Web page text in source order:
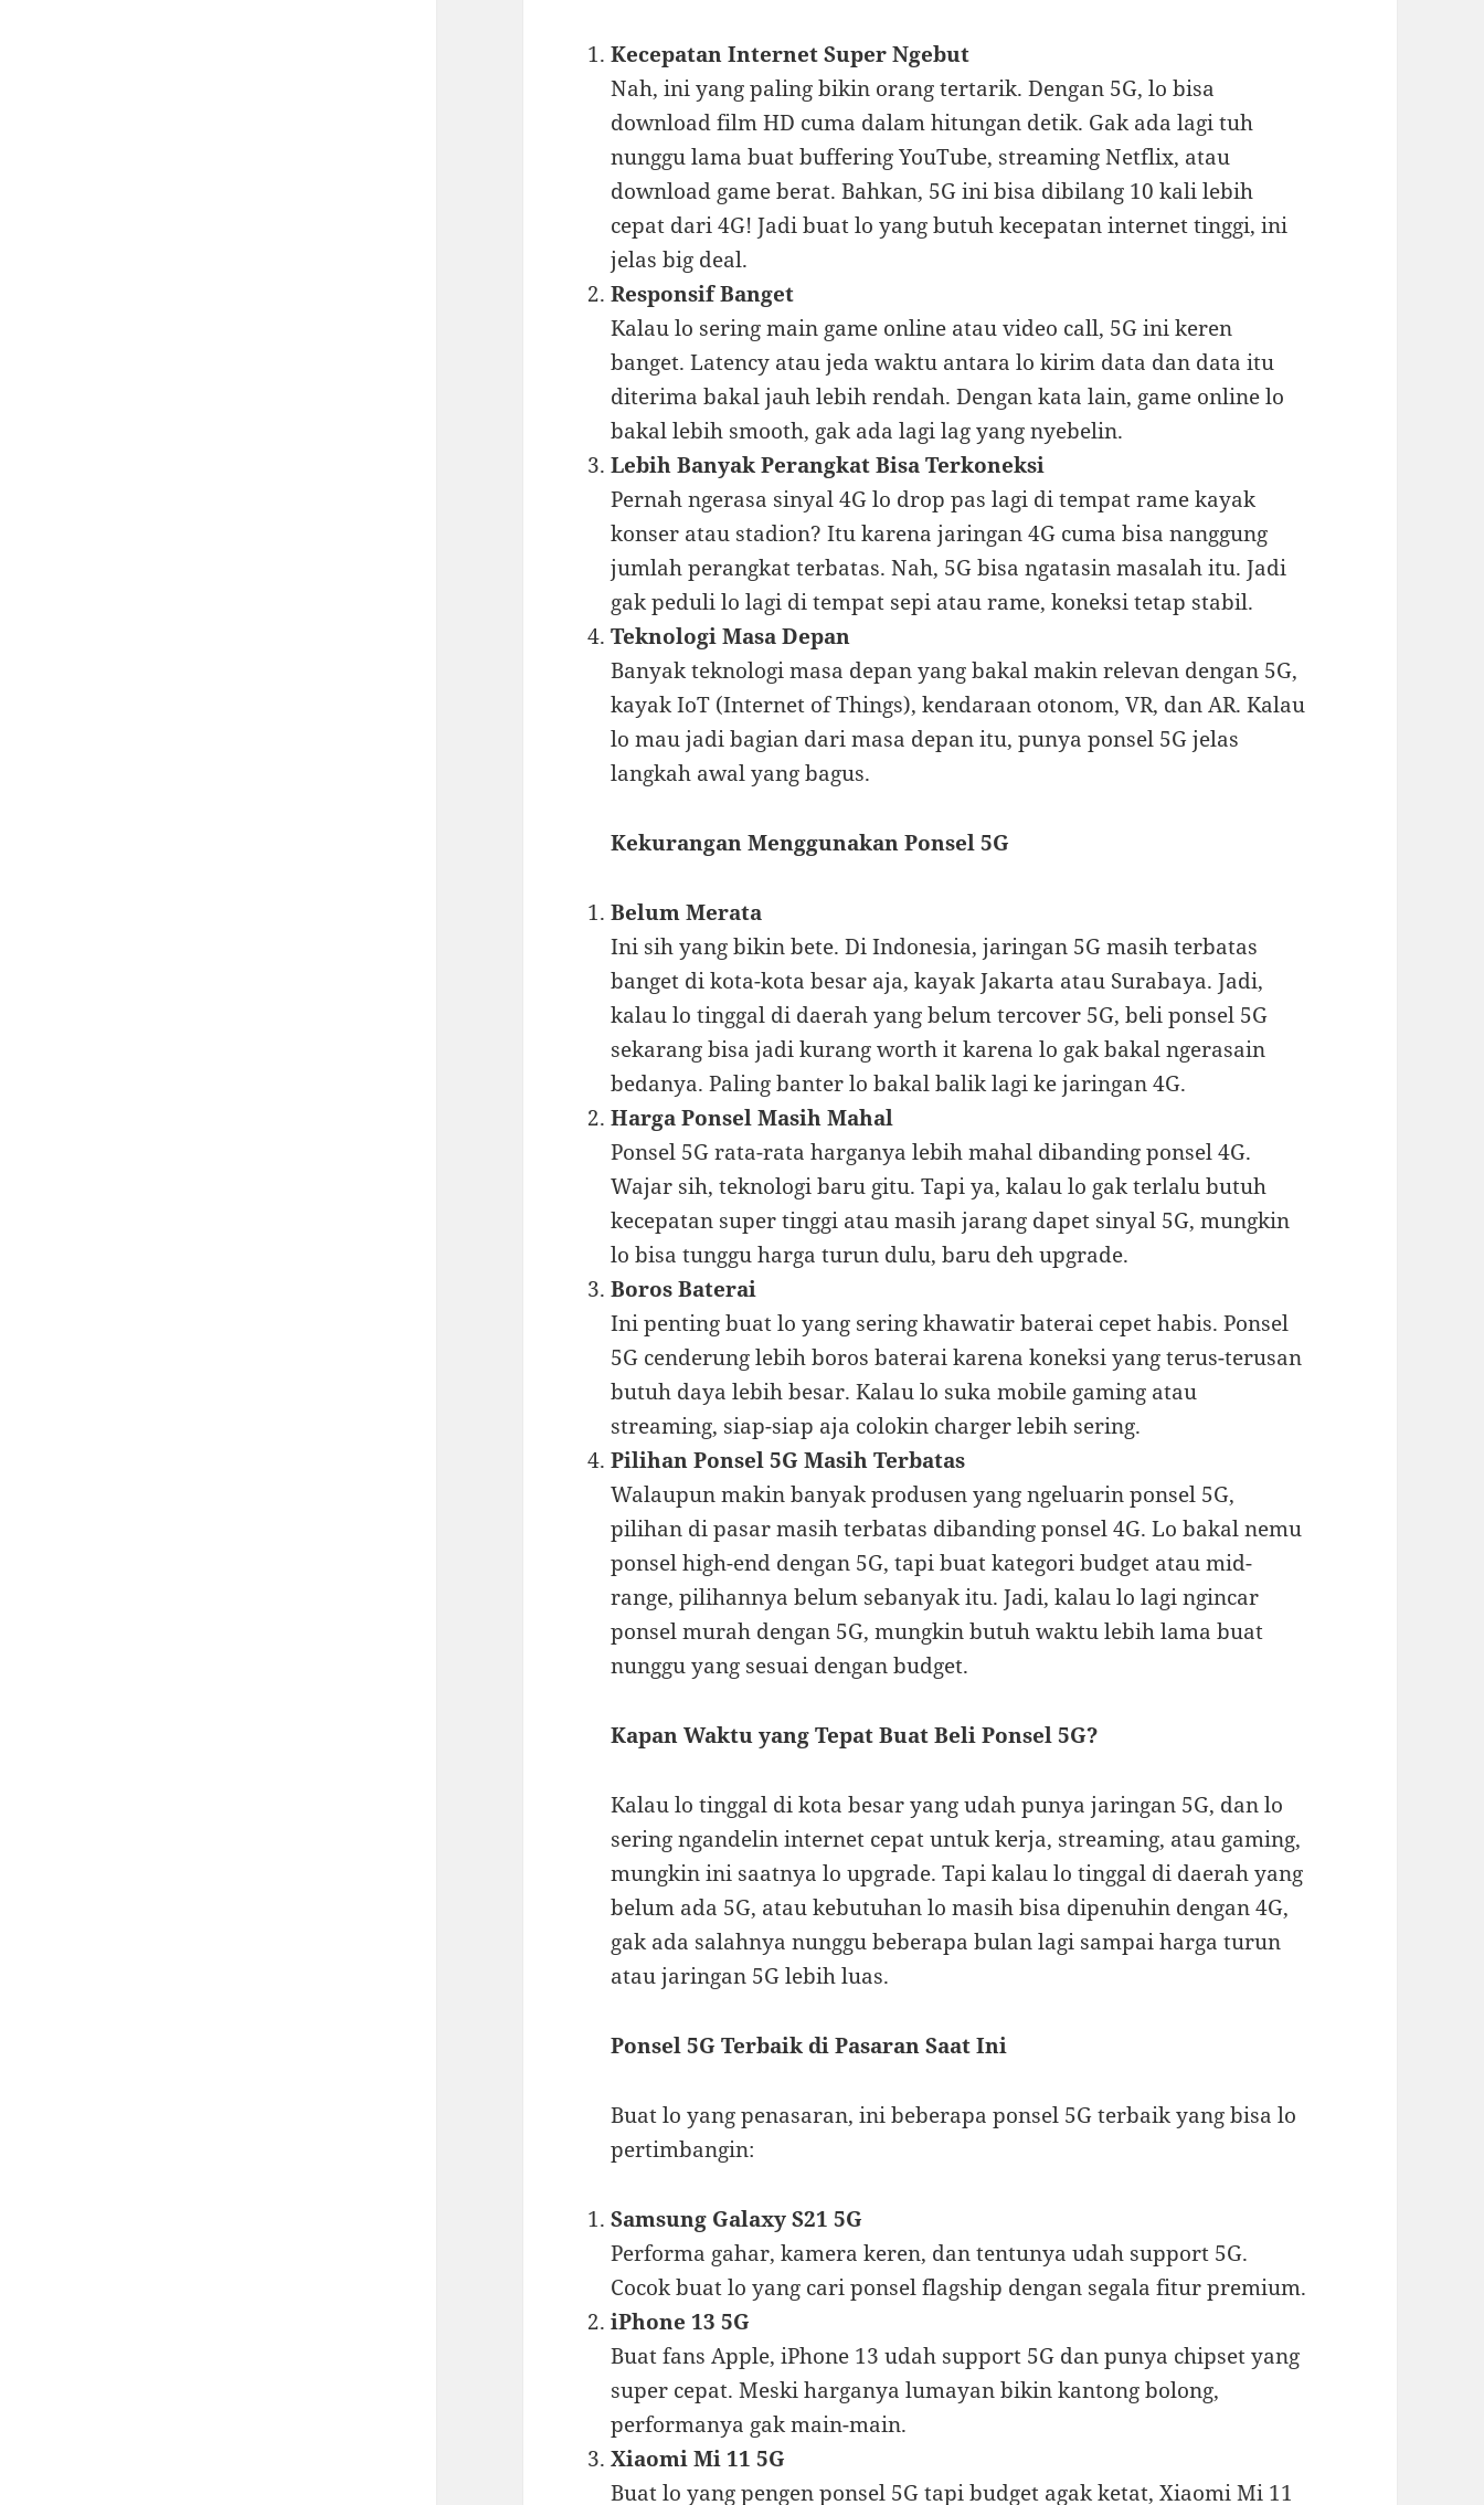
Kecepatan Internet Super Ngebut
Nah, ini yang paling bikin orang tertarik. Dengan 5G, lo bisa
download film HD cuma dalam hitungan detik. Gak ada lagi tuh
nunggu lama buat buffering YouTube, streaming Netflix, atau
download game berat. Bahkan, 5G ini bisa dibilang 10 kali lebih
cepat dari 4G! Jadi buat lo yang butuh kecepatan internet tinggi, ini
jelas big deal.
Responsif Banget
Kalau lo sering main game online atau video call, 5G ini keren
banget. Latency atau jeda waktu antara lo kirim data dan data itu
diterima bakal jauh lebih rendah. Dengan kata lain, game online lo
bakal lebih smooth, gak ada lagi lag yang nyebelin.
Lebih Banyak Perangkat Bisa Terkoneksi
Pernah ngerasa sinyal 4G lo drop pas lagi di tempat rame kayak
konser atau stadion? Itu karena jaringan 4G cuma bisa nanggung
jumlah perangkat terbatas. Nah, 5G bisa ngatasin masalah itu. Jadi
gak peduli lo lagi di tempat sepi atau rame, koneksi tetap stabil.
Teknologi Masa Depan
Banyak teknologi masa depan yang bakal makin relevan dengan 5G,
kayak IoT (Internet of Things), kendaraan otonom, VR, dan AR. Kalau
lo mau jadi bagian dari masa depan itu, punya ponsel 5G jelas
langkah awal yang bagus.
Kekurangan Menggunakan Ponsel 5G
Belum Merata
Ini sih yang bikin bete. Di Indonesia, jaringan 5G masih terbatas
banget di kota-kota besar aja, kayak Jakarta atau Surabaya. Jadi,
kalau lo tinggal di daerah yang belum tercover 5G, beli ponsel 5G
sekarang bisa jadi kurang worth it karena lo gak bakal ngerasain
bedanya. Paling banter lo bakal balik lagi ke jaringan 4G.
Harga Ponsel Masih Mahal
Ponsel 5G rata-rata harganya lebih mahal dibanding ponsel 4G.
Wajar sih, teknologi baru gitu. Tapi ya, kalau lo gak terlalu butuh
kecepatan super tinggi atau masih jarang dapet sinyal 5G, mungkin
lo bisa tunggu harga turun dulu, baru deh upgrade.
Boros Baterai
Ini penting buat lo yang sering khawatir baterai cepet habis. Ponsel
5G cenderung lebih boros baterai karena koneksi yang terus-terusan
butuh daya lebih besar. Kalau lo suka mobile gaming atau
streaming, siap-siap aja colokin charger lebih sering.
Pilihan Ponsel 5G Masih Terbatas
Walaupun makin banyak produsen yang ngeluarin ponsel 5G,
pilihan di pasar masih terbatas dibanding ponsel 4G. Lo bakal nemu
ponsel high-end dengan 5G, tapi buat kategori budget atau mid-
range, pilihannya belum sebanyak itu. Jadi, kalau lo lagi ngincar
ponsel murah dengan 5G, mungkin butuh waktu lebih lama buat
nunggu yang sesuai dengan budget.
Kapan Waktu yang Tepat Buat Beli Ponsel 5G?
Kalau lo tinggal di kota besar yang udah punya jaringan 5G, dan lo
sering ngandelin internet cepat untuk kerja, streaming, atau gaming,
mungkin ini saatnya lo upgrade. Tapi kalau lo tinggal di daerah yang
belum ada 5G, atau kebutuhan lo masih bisa dipenuhin dengan 4G,
gak ada salahnya nunggu beberapa bulan lagi sampai harga turun
atau jaringan 5G lebih luas.
Ponsel 5G Terbaik di Pasaran Saat Ini
Buat lo yang penasaran, ini beberapa ponsel 5G terbaik yang bisa lo
pertimbangin:
Samsung Galaxy S21 5G
Performa gahar, kamera keren, dan tentunya udah support 5G.
Cocok buat lo yang cari ponsel flagship dengan segala fitur premium.
iPhone 13 5G
Buat fans Apple, iPhone 13 udah support 5G dan punya chipset yang
super cepat. Meski harganya lumayan bikin kantong bolong,
performanya gak main-main.
Xiaomi Mi 11 5G
Buat lo yang pengen ponsel 5G tapi budget agak ketat, Xiaomi Mi 11